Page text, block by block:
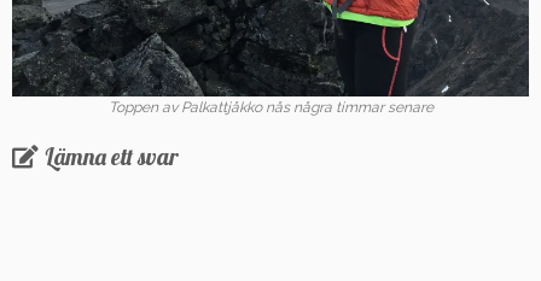
Toppen av Palkattjåkko nås några timmar senare
Lämna ett svar